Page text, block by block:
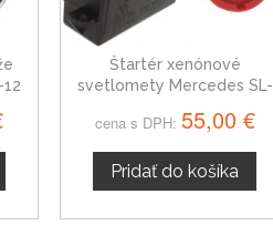
Štartér xenónové
svetlomety Mercedes SL-
cena s DPH: 55,00 €
Pridať do košíka